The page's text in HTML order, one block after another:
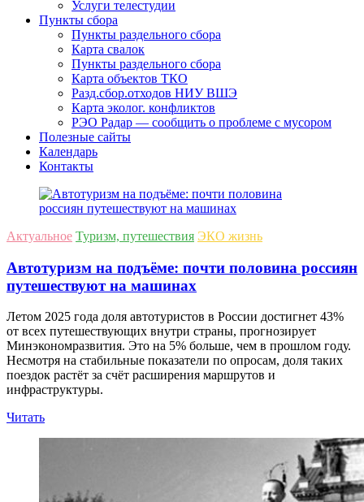
Услуги телестудии
Пункты сбора
Пункты раздельного сбора
Карта свалок
Пункты раздельного сбора
Карта объектов ТКО
Разд.сбор.отходов НИУ ВШЭ
Карта эколог. конфликтов
РЭО Радар — сообщить о проблеме с мусором
Полезные сайты
Календарь
Контакты
Актуальное Туризм, путешествия ЭКО жизнь
Автотуризм на подъёме: почти половина россиян
путешествуют на машинах
Летом 2025 года доля автотуристов в России достигнет 43%
от всех путешествующих внутри страны, прогнозирует
Минэкономразвития. Это на 5% больше, чем в прошлом году.
Несмотря на стабильные показатели по опросам, доля таких
поездок растёт за счёт расширения маршрутов и
инфраструктуры.
Читать